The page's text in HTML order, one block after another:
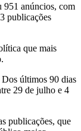
951 anúncios, com
publicações
que mais
últimos 90 dias
29 de julho e 4
publicações, que